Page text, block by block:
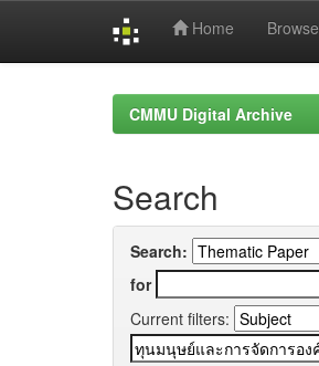
Home Browse
CMMU Digital Archive
Search
Search:
for
Current filters: